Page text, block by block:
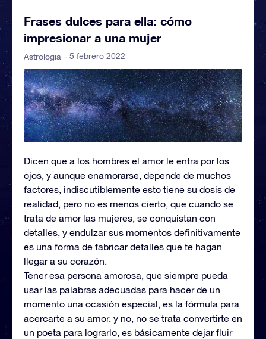
Frases dulces para ella: cómo
impresionar a una mujer
Astrologia - 5 febrero 2022
Dicen que a los hombres el amor le entra por los
ojos, y aunque enamorarse, depende de muchos
factores, indiscutiblemente esto tiene su dosis de
realidad, pero no es menos cierto, que cuando se
trata de amor las mujeres, se conquistan con
detalles, y endulzar sus momentos definitivamente
es una forma de fabricar detalles que te hagan
llegar a su corazón.
Tener esa persona amorosa, que siempre pueda
usar las palabras adecuadas para hacer de un
momento una ocasión especial, es la fórmula para
acercarte a su amor. y no, no se trata convertirte en
un poeta para lograrlo, es básicamente dejar fluir